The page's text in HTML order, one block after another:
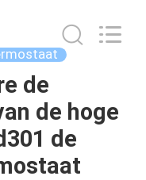
de
de hoge
de